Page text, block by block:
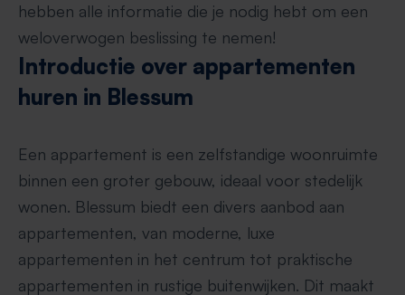
hebben alle informatie die je nodig hebt om een
weloverwogen beslissing te nemen!
Introductie over appartementen
huren in Blessum
Een appartement is een zelfstandige woonruimte
binnen een groter gebouw, ideaal voor stedelijk
wonen. Blessum biedt een divers aanbod aan
appartementen, van moderne, luxe
appartementen in het centrum tot praktische
appartementen in rustige buitenwijken. Dit maakt